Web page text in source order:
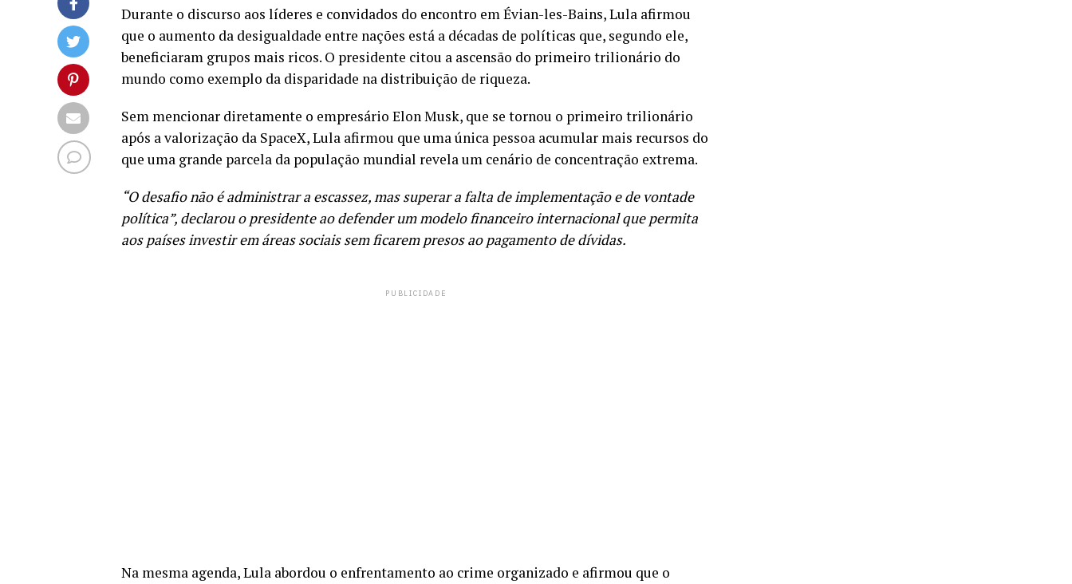
Durante o discurso aos líderes e convidados do encontro em Évian-les-Bains, Lula afirmou
que o aumento da desigualdade entre nações está a décadas de políticas que, segundo ele,
beneficiaram grupos mais ricos. O presidente citou a ascensão do primeiro trilionário do
mundo como exemplo da disparidade na distribuição de riqueza.
Sem mencionar diretamente o empresário Elon Musk, que se tornou o primeiro trilionário
após a valorização da SpaceX, Lula afirmou que uma única pessoa acumular mais recursos do
que uma grande parcela da população mundial revela um cenário de concentração extrema.
“O desafio não é administrar a escassez, mas superar a falta de implementação e de vontade
política”, declarou o presidente ao defender um modelo financeiro internacional que permita
aos países investir em áreas sociais sem ficarem presos ao pagamento de dívidas.
PUBLICIDADE
Na mesma agenda, Lula abordou o enfrentamento ao crime organizado e afirmou que o